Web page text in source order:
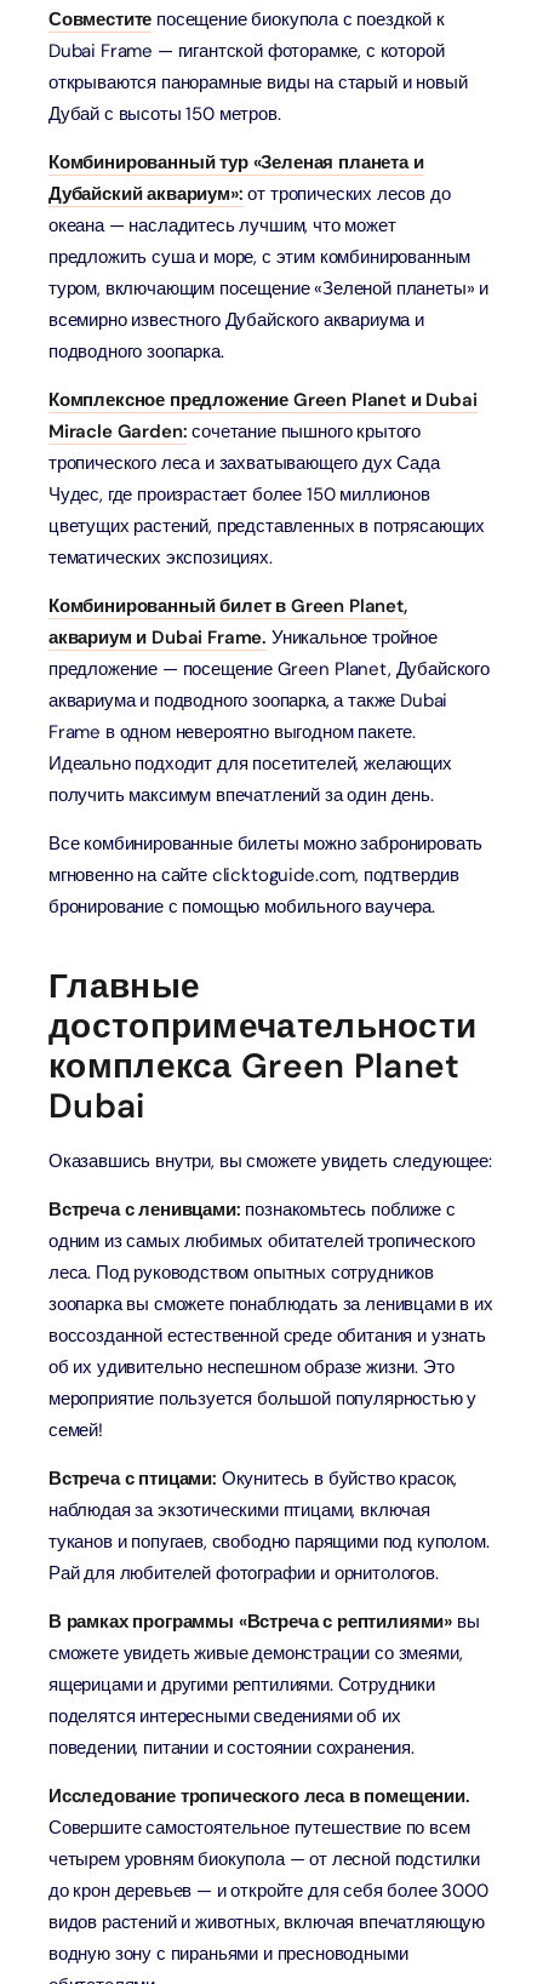
Совместите посещение биокупола с поездкой к
Dubai Frame — гигантской фоторамке, с которой
открываются панорамные виды на старый и новый
Дубай с высоты 150 метров.
Комбинированный тур «Зеленая планета и
Дубайский аквариум»: от тропических лесов до
океана — насладитесь лучшим, что может
предложить суша и море, с этим комбинированным
туром, включающим посещение «Зеленой планеты» и
всемирно известного Дубайского аквариума и
подводного зоопарка.
Комплексное предложение Green Planet и Dubai
Miracle Garden: сочетание пышного крытого
тропического леса и захватывающего дух Сада
Чудес, где произрастает более 150 миллионов
цветущих растений, представленных в потрясающих
тематических экспозициях.
Комбинированный билет в Green Planet,
аквариум и Dubai Frame. Уникальное тройное
предложение — посещение Green Planet, Дубайского
аквариума и подводного зоопарка, а также Dubai
Frame в одном невероятно выгодном пакете.
Идеально подходит для посетителей, желающих
получить максимум впечатлений за один день.
Все комбинированные билеты можно забронировать
мгновенно на сайте clicktoguide.com, подтвердив
бронирование с помощью мобильного ваучера.
Главные
достопримечательности
комплекса Green Planet
Dubai
Оказавшись внутри, вы сможете увидеть следующее:
Встреча с ленивцами: познакомьтесь поближе с
одним из самых любимых обитателей тропического
леса. Под руководством опытных сотрудников
зоопарка вы сможете понаблюдать за ленивцами в их
воссозданной естественной среде обитания и узнать
об их удивительно неспешном образе жизни. Это
мероприятие пользуется большой популярностью у
семей!
Встреча с птицами: Окунитесь в буйство красок,
наблюдая за экзотическими птицами, включая
туканов и попугаев, свободно парящими под куполом.
Рай для любителей фотографии и орнитологов.
В рамках программы «Встреча с рептилиями» вы
сможете увидеть живые демонстрации со змеями,
ящерицами и другими рептилиями. Сотрудники
поделятся интересными сведениями об их
поведении, питании и состоянии сохранения.
Исследование тропического леса в помещении.
Совершите самостоятельное путешествие по всем
четырем уровням биокупола — от лесной подстилки
до крон деревьев — и откройте для себя более 3000
видов растений и животных, включая впечатляющую
водную зону с пираньями и пресноводными